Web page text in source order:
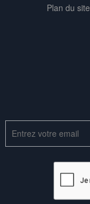
Plan du site